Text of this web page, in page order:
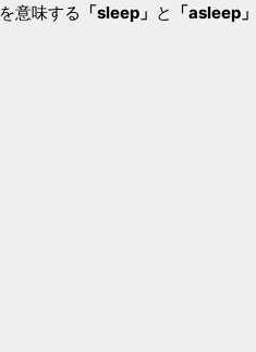
を意味する 「sleep」 と 「asleep」